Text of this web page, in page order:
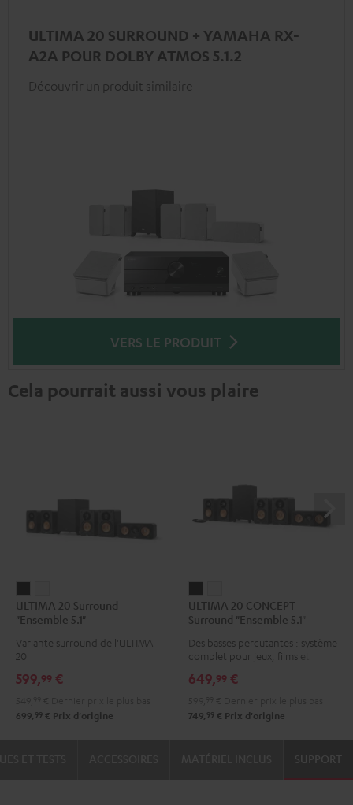
ULTIMA 20 SURROUND + YAMAHA RX-
A2A POUR DOLBY ATMOS 5.1.2
Découvrir un produit similaire
VERS LE PRODUIT
Cela pourrait aussi vous plaire
20
Surround
"Ensemble
Noir
20
Surround
"Ensemble
Blanc
ULTIMA 20 Surround
"Ensemble 5.1"
Variante surround de l'ULTIMA
20
599,99 €
699, 99 € Prix d'origine
20
CONCEPT
Surround
"Ensemble
5.1"
20
CONCEPT
Surround
"Ensemble
5.1"
ULTIMA 20 CONCEPT
Surround "Ensemble 5.1"
Des basses percutantes : système
complet pour jeux, films et
649,99 €
749, 99 € Prix d'origine
SUPPORT